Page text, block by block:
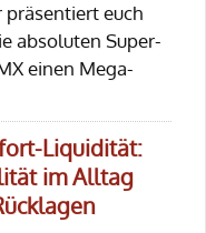
präsentiert euch
absoluten Super-
einen Mega-
Liquidität:
im Alltag